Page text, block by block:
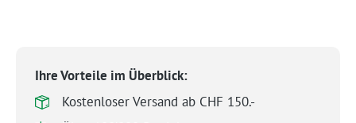
Ihre Vorteile im Überblick:
Kostenloser Versand ab CHF 150.-